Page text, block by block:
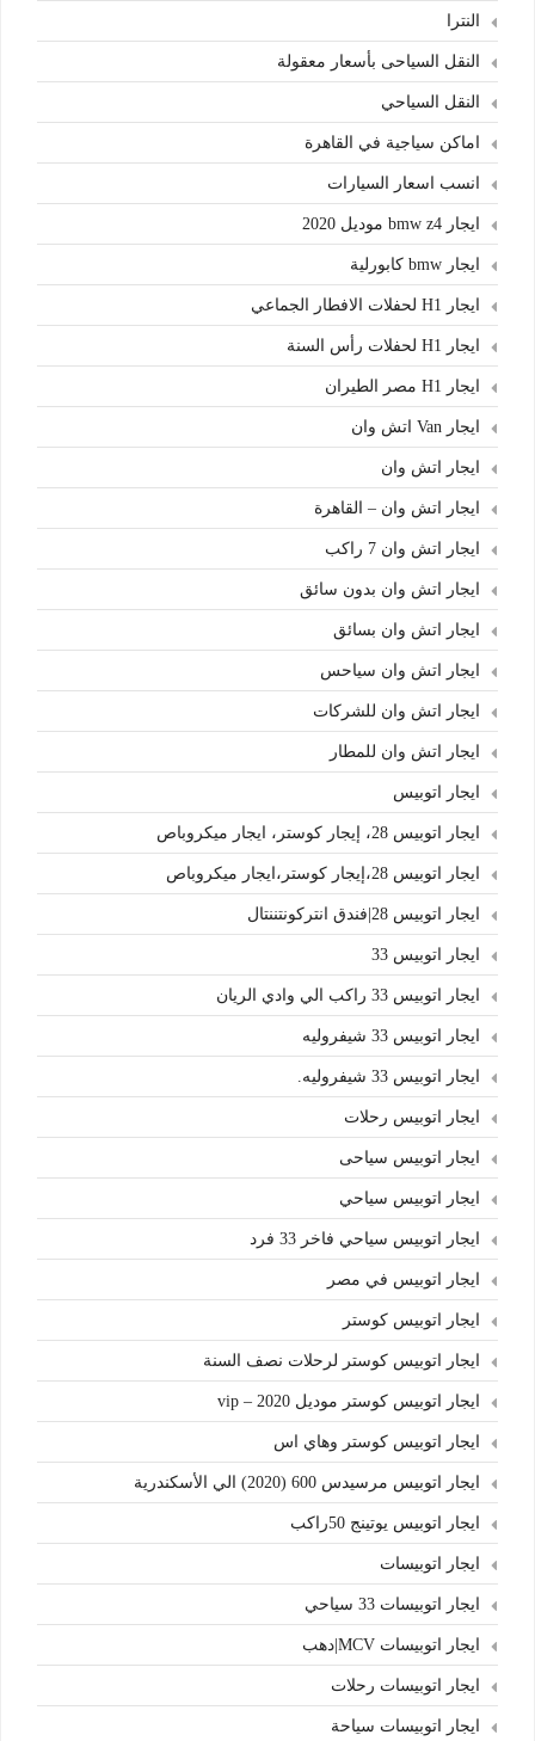
النترا
النقل السياحى بأسعار معقولة
النقل السياحي
اماكن سياجية في القاهرة
انسب اسعار السيارات
ايجار bmw z4 موديل 2020
ايجار bmw كابورلية
ايجار H1 لحفلات الافطار الجماعي
ايجار H1 لحفلات رأس السنة
ايجار H1 مصر الطيران
ايجار Van اتش وان
ايجار اتش وان
ايجار اتش وان – القاهرة
ايجار اتش وان 7 راكب
ايجار اتش وان بدون سائق
ايجار اتش وان بسائق
ايجار اتش وان سياحس
ايجار اتش وان للشركات
ايجار اتش وان للمطار
ايجار اتوبيس
ايجار اتوبيس 28، إيجار كوستر، ايجار ميكروباص
ايجار اتوبيس 28،إيجار كوستر،ايجار ميكروباص
ايجار اتوبيس 28|فندق انتركونتننتال
ايجار اتوبيس 33
ايجار اتوبيس 33 راكب الي وادي الريان
ايجار اتوبيس 33 شيفروليه
ايجار اتوبيس 33 شيفروليه.
ايجار اتوبيس رحلات
ايجار اتوبيس سياحى
ايجار اتوبيس سياحي
ايجار اتوبيس سياحي فاخر 33 فرد
ايجار اتوبيس في مصر
ايجار اتوبيس كوستر
ايجار اتوبيس كوستر لرحلات نصف السنة
ايجار اتوبيس كوستر موديل 2020 – vip
ايجار اتوبيس كوستر وهاي اس
ايجار اتوبيس مرسيدس 600 (2020) الي الأسكندرية
ايجار اتوبيس يوتينج 50راكب
ايجار اتوبيسات
ايجار اتوبيسات 33 سياحي
ايجار اتوبيسات MCV|دهب
ايجار اتوبيسات رحلات
ايجار اتوبيسات سياحة